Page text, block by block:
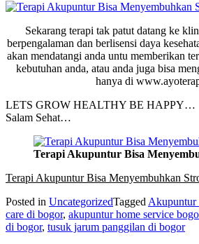
Sekarang terapi tak patut datang ke
berpengalaman dan berlisensi daya
akan mendatangi anda untu memberikan
kebutuhan anda, atau anda juga bisa
hanya di
LETS GROW HEALTHY BE HAPPY…
Salam Sehat…
Terapi Akupuntur Bisa
Terapi Akupuntur Bisa Menyembuhkan
Posted in UncategorizedTagged Akupuntur
care di bogor, akupuntur home service
di bogor, tusuk jarum panggilan di bogor